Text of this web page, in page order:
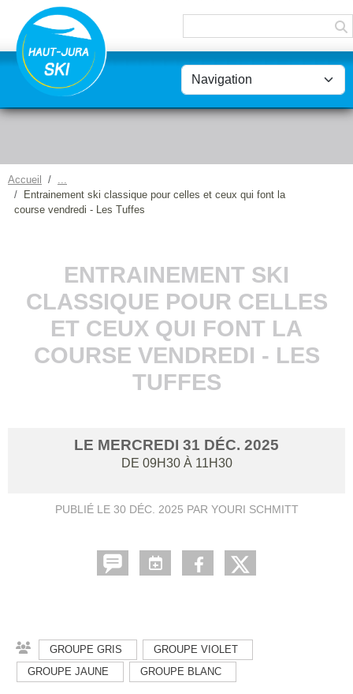
Accueil
Entrainement ski classique pour celles et ceux qui font la
course vendredi - Les Tuffes
ENTRAINEMENT SKI
CLASSIQUE POUR CELLES
ET CEUX QUI FONT LA
COURSE VENDREDI - LES
TUFFES
LE MERCREDI 31 DÉC. 2025
DE 09H30 À 11H30
PUBLIÉ LE 30 DÉC. 2025 PAR YOURI SCHMITT
GROUPE GRIS
GROUPE VIOLET
GROUPE JAUNE
GROUPE BLANC
Panneau de gestion des cookies